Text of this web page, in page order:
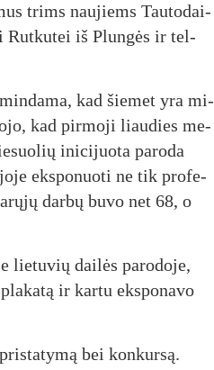
trims nau­jiems Tau­to­dai­
Rut­ku­tei iš Plun­gės ir tel­
kad šie­met yra mi­
kad pir­mo­ji liau­dies me­
ini­ci­juo­ta pa­ro­da
eks­po­nuo­ti ne tik pro­fe­
dar­bų bu­vo net 68, o
lie­tu­vių dai­lės pa­ro­do­je,
ir kar­tu eks­po­na­vo
bei kon­kur­są.